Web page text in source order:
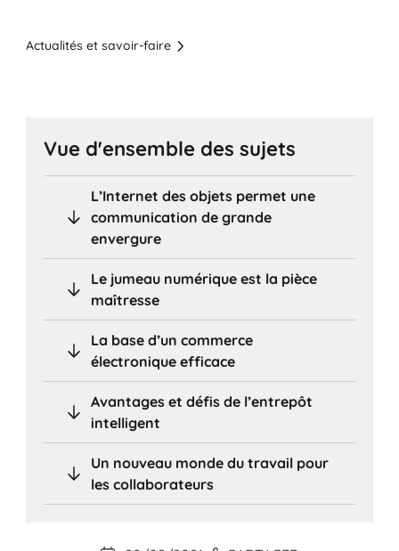
Actualités et savoir-faire
Vue d'ensemble des sujets
L’Internet des objets permet une
communication de grande
envergure
Le jumeau numérique est la pièce
maîtresse
La base d’un commerce
électronique efficace
Avantages et défis de l’entrepôt
intelligent
Un nouveau monde du travail pour
les collaborateurs